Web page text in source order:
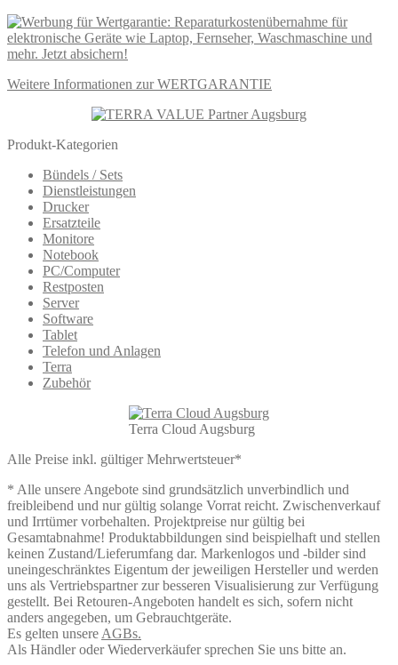
Weitere Informationen zur WERTGARANTIE
Produkt-Kategorien
Bündels / Sets
Dienstleistungen
Drucker
Ersatzteile
Monitore
Notebook
PC/Computer
Restposten
Server
Software
Tablet
Telefon und Anlagen
Terra
Zubehör
Terra Cloud Augsburg
Alle Preise inkl. gültiger Mehrwertsteuer*
* Alle unsere Angebote sind grundsätzlich unverbindlich und
freibleibend und nur gültig solange Vorrat reicht. Zwischenverkauf
und Irrtümer vorbehalten. Projektpreise nur gültig bei
Gesamtabnahme! Produktabbildungen sind beispielhaft und stellen
keinen Zustand/Lieferumfang dar. Markenlogos und -bilder sind
uneingeschränktes Eigentum der jeweiligen Hersteller und werden
uns als Vertriebspartner zur besseren Visualisierung zur Verfügung
gestellt. Bei Retouren-Angeboten handelt es sich, sofern nicht
anders angegeben, um Gebrauchtgeräte.
Es gelten unsere AGBs.
Als Händler oder Wiederverkäufer sprechen Sie uns bitte an.